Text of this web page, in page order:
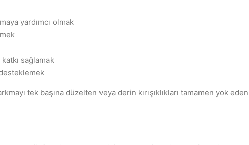
yardımcı olmak
sağlamak
tek başına düzelten veya derin kırışıklıkları tamamen yok eden